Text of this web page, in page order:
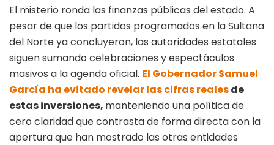
El misterio ronda las finanzas públicas del estado. A
pesar de que los partidos programados en la Sultana
del Norte ya concluyeron, las autoridades estatales
siguen sumando celebraciones y espectáculos
masivos a la agenda oficial. El Gobernador Samuel
García ha evitado revelar las cifras realesde
estas inversiones, manteniendo una política de
cero claridad que contrasta de forma directa con la
apertura que han mostrado las otras entidades